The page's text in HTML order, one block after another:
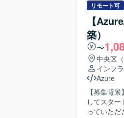
作成、技術
す。 【開発環境】 Microsoft Azure をベースとしたクラウド基盤環境で作業していただきま
す。 IaC
たガバナン
ら、設計書
の作成や
離環境と
カウント
用ガイドラ
案・案件支援にも携わ
し、主体
ます。 新
ちになら
に応じてメン
力】
工程から
ットワー
リモート可
【
築）
〜
中央区
インフ
Azure
【募集背
してスタートした案件です。 【作
っていた